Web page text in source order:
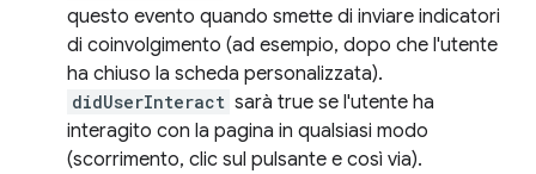
questo evento quando smette di inviare indicatori
di coinvolgimento (ad esempio, dopo che l'utente
ha chiuso la scheda personalizzata).
didUserInteract sarà true se l'utente ha
interagito con la pagina in qualsiasi modo
(scorrimento, clic sul pulsante e così via).